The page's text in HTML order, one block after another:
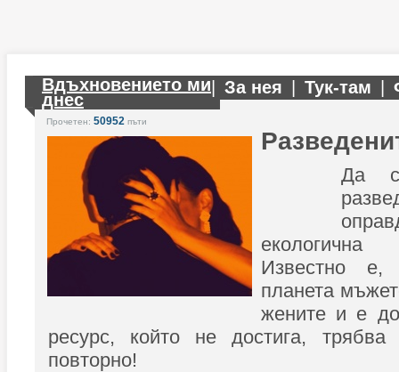
Вдъхновението ми
днес
За нея Тук-там
Прочетен: 50952 пъти
Да
Известно
планета
жените и е
ресурс, който не достига,
повторно!